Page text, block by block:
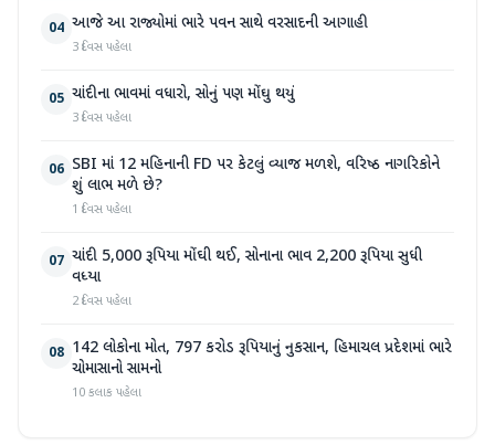
04 આજે આ રાજ્યોમાં ભારે પવન સાથે વરસાદની આગાહી
3 દિવસ પહેલા
05 ચાંદીના ભાવમાં વધારો, સોનું પણ મોંઘુ થયું
3 દિવસ પહેલા
06 SBI માં 12 મહિનાની FD પર કેટલું વ્યાજ મળશે, વરિષ્ઠ નાગરિકોને
શું લાભ મળે છે?
1 દિવસ પહેલા
07 ચાંદી 5,000 રૂપિયા મોંઘી થઈ, સોનાના ભાવ 2,200 રૂપિયા સુધી
વધ્યા
2 દિવસ પહેલા
08 142 લોકોના મોત, 797 કરોડ રૂપિયાનું નુકસાન, હિમાચલ પ્રદેશમાં ભારે
ચોમાસાનો સામનો
10 કલાક પહેલા